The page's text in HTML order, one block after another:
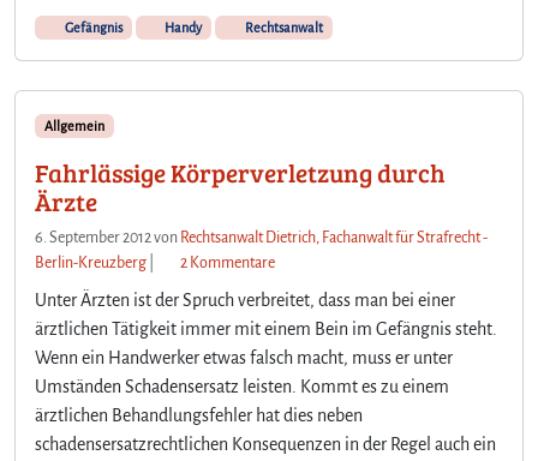
Gefängnis Handy Rechtsanwalt
Allgemein
Fahrlässige Körperverletzung durch
Ärzte
6. September 2012von Rechtsanwalt Dietrich, Fachanwalt für Strafrecht -
Berlin-Kreuzberg
2 Kommentarez
a
h
r
l
ä
Unter Ärzten ist der Spruch verbreitet, dass man bei einer
ärztlichen Tätigkeit immer mit einem Bein im Gefängnis steht.
Wenn ein Handwerker etwas falsch macht, muss er unter
Umständen Schadensersatz leisten. Kommt es zu einem
ärztlichen Behandlungsfehler hat dies neben
schadensersatzrechtlichen Konsequenzen in der Regel auch ein